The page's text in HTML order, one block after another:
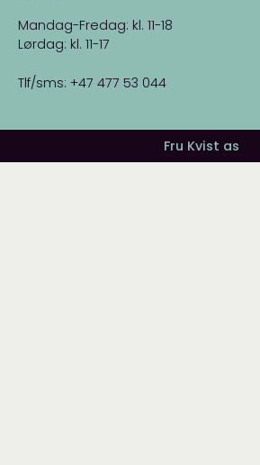
Mandag-Fredag: kl. 11-18
Lørdag: kl. 11-17
Tlf/sms: +47 477 53 044
Fru Kvist as